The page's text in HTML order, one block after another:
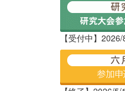
【受付中】